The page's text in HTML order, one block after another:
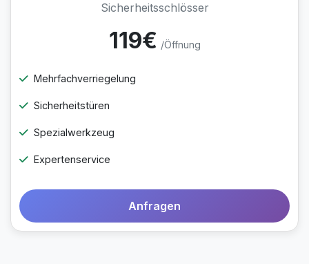
Sicherheitsschlösser
119€ /Öffnung
Mehrfachverriegelung
Sicherheitstüren
Spezialwerkzeug
Expertenservice
Anfragen